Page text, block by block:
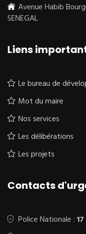
Avenue Habib
SENEGAL
Liens
Le bureau de
Mot du maire
Nos services
Les délibérations
Les projets
Contacts
Police Nationale :17